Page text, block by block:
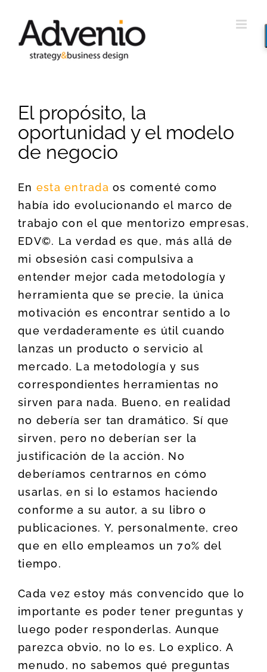
contenido
El propósito, la
oportunidad y el modelo
de negocio
En esta entrada os comenté como
había ido evolucionando el marco de
trabajo con el que mentorizo empresas,
EDV©. La verdad es que, más allá de
mi obsesión casi compulsiva a
entender mejor cada metodología y
herramienta que se precie, la única
motivación es encontrar sentido a lo
que verdaderamente es útil cuando
lanzas un producto o servicio al
mercado. La metodología y sus
correspondientes herramientas no
sirven para nada. Bueno, en realidad
no debería ser tan dramático. Sí que
sirven, pero no deberían ser la
justificación de la acción. No
deberíamos centrarnos en cómo
usarlas, en si lo estamos haciendo
conforme a su autor, a su libro o
publicaciones. Y, personalmente, creo
que en ello empleamos un 70% del
tiempo.
Cada vez estoy más convencido que lo
importante es poder tener preguntas y
luego poder responderlas. Aunque
parezca obvio, no lo es. Lo explico. A
menudo, no sabemos qué preguntas